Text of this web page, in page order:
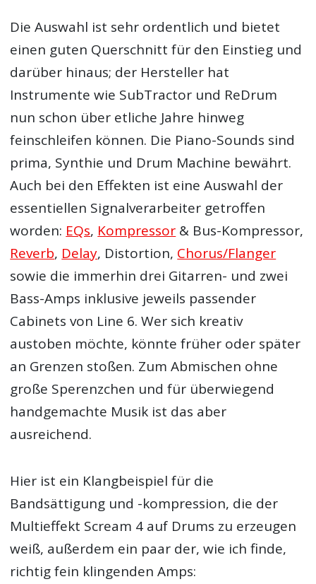
Die Auswahl ist sehr ordentlich und bietet
einen guten Querschnitt für den Einstieg und
darüber hinaus; der Hersteller hat
Instrumente wie SubTractor und ReDrum
nun schon über etliche Jahre hinweg
feinschleifen können. Die Piano-Sounds sind
prima, Synthie und Drum Machine bewährt.
Auch bei den Effekten ist eine Auswahl der
essentiellen Signalverarbeiter getroffen
worden: EQs, Kompressor & Bus-Kompressor,
Reverb, Delay, Distortion, Chorus/Flanger
sowie die immerhin drei Gitarren- und zwei
Bass-Amps inklusive jeweils passender
Cabinets von Line 6. Wer sich kreativ
austoben möchte, könnte früher oder später
an Grenzen stoßen. Zum Abmischen ohne
große Sperenzchen und für überwiegend
handgemachte Musik ist das aber
ausreichend.
Hier ist ein Klangbeispiel für die
Bandsättigung und -kompression, die der
Multieffekt Scream 4 auf Drums zu erzeugen
weiß, außerdem ein paar der, wie ich finde,
richtig fein klingenden Amps: